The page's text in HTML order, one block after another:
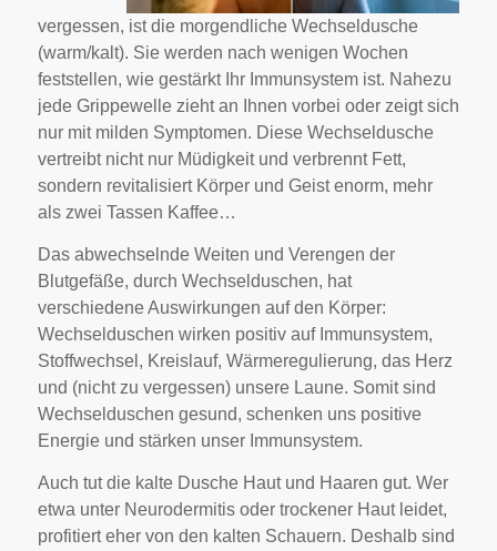
vergessen, ist die morgendliche Wechseldusche
(warm/kalt). Sie werden nach wenigen Wochen
feststellen, wie gestärkt Ihr Immunsystem ist. Nahezu
jede Grippewelle zieht an Ihnen vorbei oder zeigt sich
nur mit milden Symptomen. Diese Wechseldusche
vertreibt nicht nur Müdigkeit und verbrennt Fett,
sondern revitalisiert Körper und Geist enorm, mehr
als zwei Tassen Kaffee…
Das abwechselnde Weiten und Verengen der
Blutgefäße, durch Wechselduschen, hat
verschiedene Auswirkungen auf den Körper:
Wechselduschen wirken positiv auf Immunsystem,
Stoffwechsel, Kreislauf, Wärmeregulierung, das Herz
und (nicht zu vergessen) unsere Laune. Somit sind
Wechselduschen gesund, schenken uns positive
Energie und stärken unser Immunsystem.
Auch tut die kalte Dusche Haut und Haaren gut. Wer
etwa unter Neurodermitis oder trockener Haut leidet,
profitiert eher von den kalten Schauern. Deshalb sind